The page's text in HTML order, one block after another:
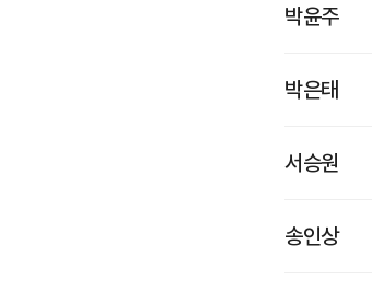
박윤주
박은태
서승원
송인상